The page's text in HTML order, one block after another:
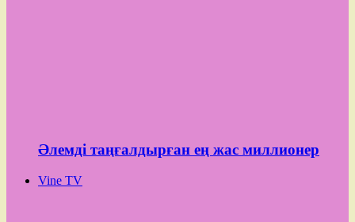
Әлемді таңғалдырған ең жас миллионер
Vine TV